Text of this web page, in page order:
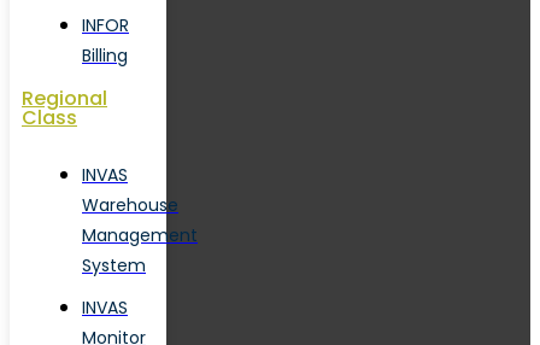
INFOR
Billing
Regional
Class
INVAS
Warehouse
Management
System
INVAS
Monitor